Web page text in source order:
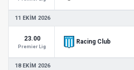
11 EKIM 2026
23.00
Premier Lig
Racing Club
18 EKIM 2026